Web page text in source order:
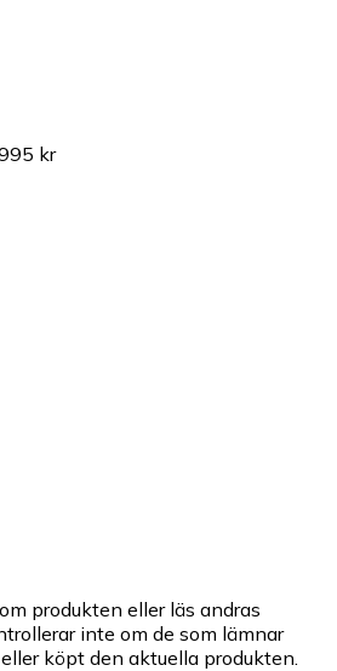
kr
produkten eller läs andras
inte om de som lämnar
köpt den aktuella produkten.